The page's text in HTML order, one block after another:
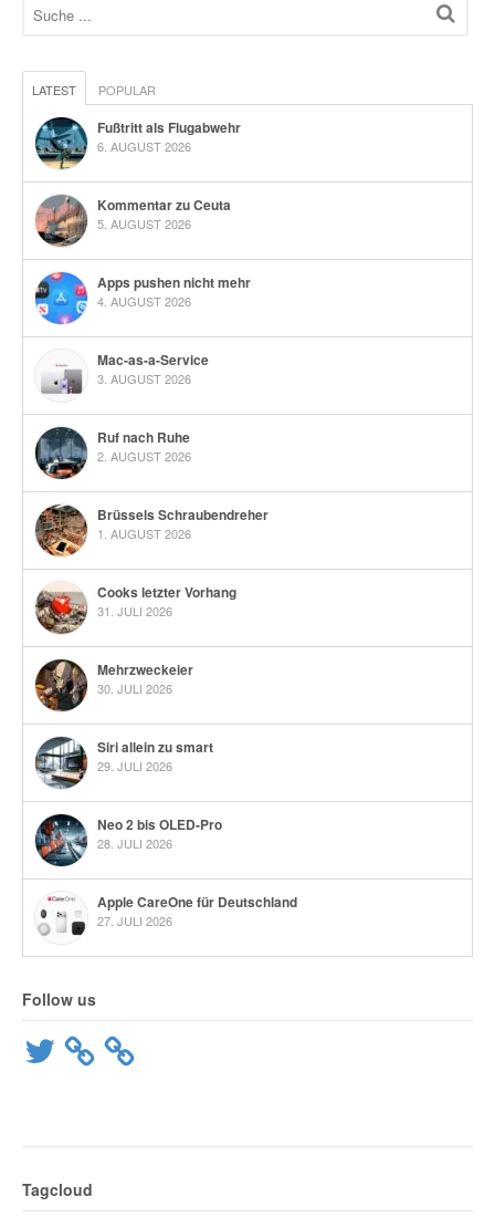
LATEST POPULAR
Fußtritt als Flugabwehr
6. AUGUST 2026
Kommentar zu Ceuta
5. AUGUST 2026
Apps pushen nicht mehr
4. AUGUST 2026
Mac-as-a-Service
3. AUGUST 2026
Ruf nach Ruhe
2. AUGUST 2026
Brüssels Schraubendreher
1. AUGUST 2026
Cooks letzter Vorhang
31. JULI 2026
Mehrzweckeier
30. JULI 2026
Siri allein zu smart
29. JULI 2026
Neo 2 bis OLED-Pro
28. JULI 2026
Apple CareOne für Deutschland
27. JULI 2026
Follow us
Twitter
Tagcloud